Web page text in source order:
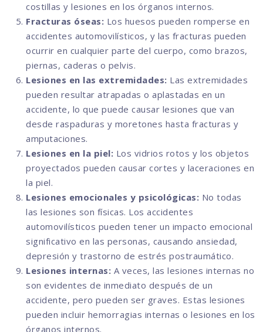
costillas y lesiones en los órganos internos.
Fracturas óseas: Los huesos pueden romperse en
accidentes automovilísticos, y las fracturas pueden
ocurrir en cualquier parte del cuerpo, como brazos,
piernas, caderas o pelvis.
Lesiones en las extremidades: Las extremidades
pueden resultar atrapadas o aplastadas en un
accidente, lo que puede causar lesiones que van
desde raspaduras y moretones hasta fracturas y
amputaciones.
Lesiones en la piel: Los vidrios rotos y los objetos
proyectados pueden causar cortes y laceraciones en
la piel.
Lesiones emocionales y psicológicas: No todas
las lesiones son físicas. Los accidentes
automovilísticos pueden tener un impacto emocional
significativo en las personas, causando ansiedad,
depresión y trastorno de estrés postraumático.
Lesiones internas: A veces, las lesiones internas no
son evidentes de inmediato después de un
accidente, pero pueden ser graves. Estas lesiones
pueden incluir hemorragias internas o lesiones en los
órganos internos.